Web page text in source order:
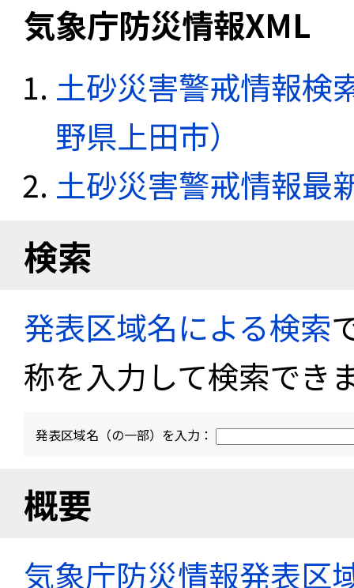
気象庁防災情報XML
土砂災害警戒情報検
野県上田市）
土砂災害警戒情報最
検索
発表区域名による検索
称を入力して検索でき
発表区域名（の一部）を入力：
概要
気象庁防災情報発表区